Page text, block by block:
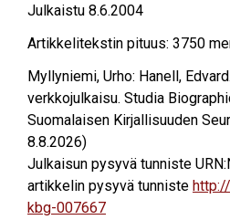
Julkaistu 8.6.2004
Artikkelitekstin pituus: 3750
Myllyniemi, Urho: Hanell, Edvard
verkkojulkaisu. Studia
Suomalaisen Kirjallisuuden
8.8.2026)
Julkaisun pysyvä tunniste
artikkelin pysyvä tunniste
kbg-007667